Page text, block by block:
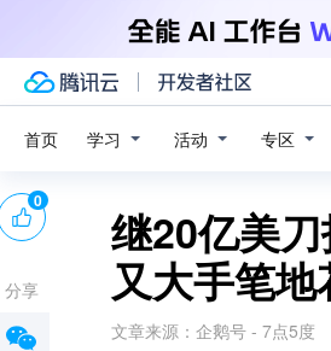
首页 学习 活动 专区
继20亿美
又大手笔
文章来源： 企鹅号 - 7点5度
0
分享